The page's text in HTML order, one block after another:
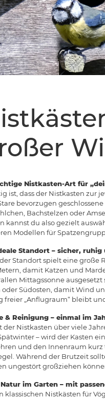
Nistkasten-Art für
ist, dass der Nistkasten zur
bevorzugen
Bachstelzen oder
kannst du also gezielt
Modellen für
Standort – sicher,
Standort spielt eine große
damit Katzen und
Mittagssonne
oder Südosten, damit Wind
freier „Anflugraum“ bleibt
& Reinigung – einmal im
der Nistkasten über viele
– wird der Kasten
und den Innenraum kurz
Während der Brutzeit
ungestört großziehen
im Garten – mit
klassischen Nistkästen für